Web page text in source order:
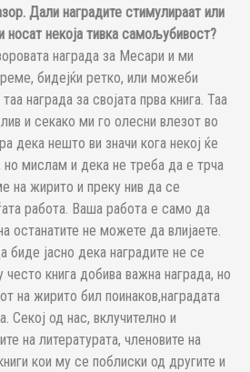
Дали наградите стимулираат или
некоја тивка самољубивост?
награда за Месари и ми
бидејќи ретко, или можеби
награда за својата прва книга. Таа
и секако ми го олесни влезот во
дека нешто ви значи кога некој ќе
но мислам и дека не треба да е трча
на жирито и преку нив да се
работа. Ваша работа е само да
останатите не можете да влијаете.
биде јасно дека наградите не се
книга добива важна награда, но
на жирито бил поинаков,наградата
Секој од нас, вклучително и
на литературата, членовите на
кои му се поблиски од другите и